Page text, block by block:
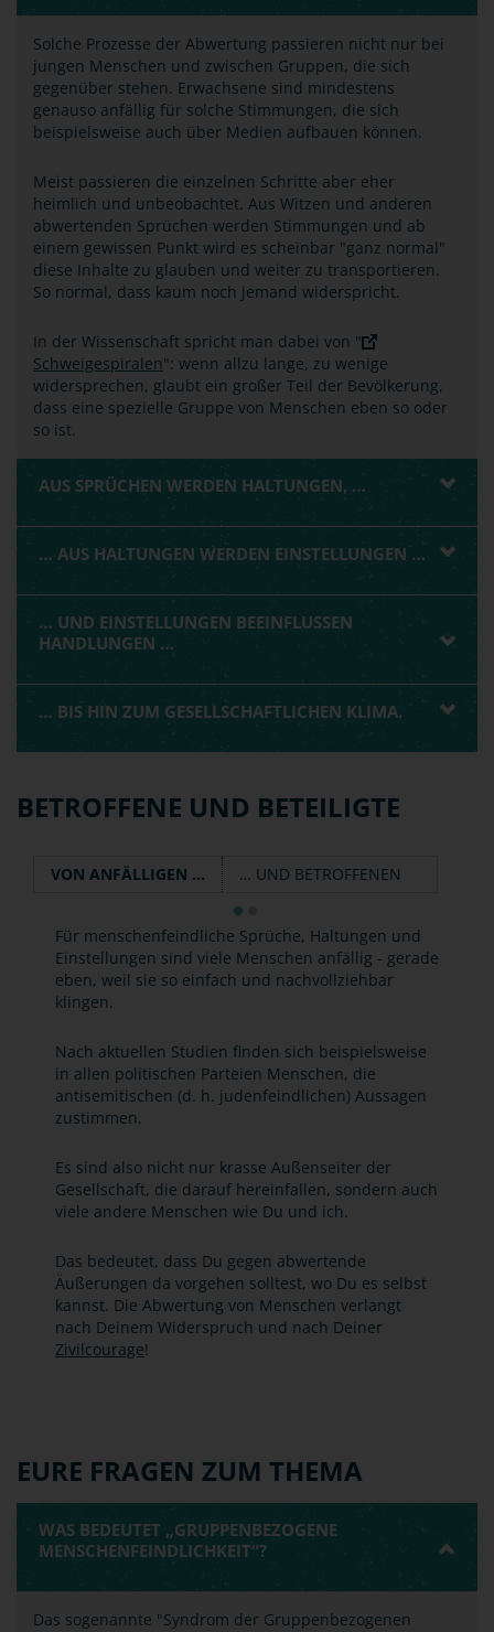
Solche Prozesse der Abwertung passieren nicht nur bei
jungen Menschen und zwischen Gruppen, die sich
gegenüber stehen. Erwachsene sind mindestens
genauso anfällig für solche Stimmungen, die sich
beispielsweise auch über Medien aufbauen können.
Meist passieren die einzelnen Schritte aber eher
heimlich und unbeobachtet. Aus Witzen und anderen
abwertenden Sprüchen werden Stimmungen und ab
einem gewissen Punkt wird es scheinbar "ganz normal"
diese Inhalte zu glauben und weiter zu transportieren.
So normal, dass kaum noch jemand widerspricht.
In der Wissenschaft spricht man dabei von "
Schweigespiralen": wenn allzu lange, zu wenige
widersprechen, glaubt ein großer Teil der Bevölkerung,
dass eine spezielle Gruppe von Menschen eben so oder
so ist.
AUS SPRÜCHEN WERDEN HALTUNGEN, …
… AUS HALTUNGEN WERDEN EINSTELLUNGEN …
… UND EINSTELLUNGEN BEEINFLUSSEN
HANDLUNGEN …
… BIS HIN ZUM GESELLSCHAFTLICHEN KLIMA.
BETROFFENE UND BETEILIGTE
VON ANFÄLLIGEN … … UND BETROFFENEN
Für menschenfeindliche Sprüche, Haltungen und
Einstellungen sind viele Menschen anfällig - gerade
eben, weil sie so einfach und nachvollziehbar
klingen.
Nach aktuellen Studien finden sich beispielsweise
in allen politischen Parteien Menschen, die
antisemitischen (d. h. judenfeindlichen) Aussagen
zustimmen.
Es sind also nicht nur krasse Außenseiter der
Gesellschaft, die darauf hereinfallen, sondern auch
viele andere Menschen wie Du und ich.
Das bedeutet, dass Du gegen abwertende
Äußerungen da vorgehen solltest, wo Du es selbst
kannst. Die Abwertung von Menschen verlangt
nach Deinem Widerspruch und nach Deiner
Zivilcourage!
EURE FRAGEN ZUM THEMA
WAS BEDEUTET „GRUPPENBEZOGENE
MENSCHENFEINDLICHKEIT“?
Das sogenannte "Syndrom der Gruppenbezogenen